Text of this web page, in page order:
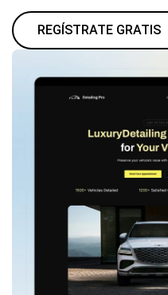
REGÍSTRATE GRATIS